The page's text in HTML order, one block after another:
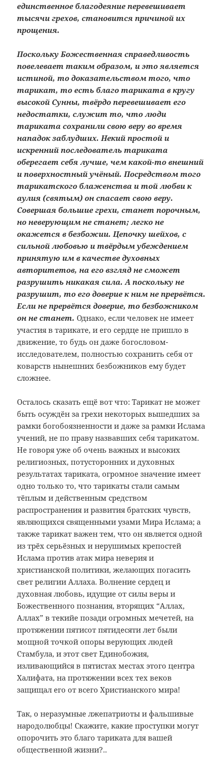
единственное благодеяние перевешивает
тысячи грехов, становится причиной их
прощения.
Поскольку Божественная справедливость
повелевает таким образом, и это является
истиной, то доказательством того, что
тарикат, то есть благо тариката в кругу
высокой Сунны, твёрдо перевешивает его
недостатки, служит то, что люди
тариката сохранили свою веру во время
нападок заблудших. Некий простой и
искренний последователь тариката
оберегает себя лучше, чем какой-то внешний
и поверхностный учёный. Посредством того
тарикатского блаженства и той любви к
аулия (святым) он спасает свою веру.
Совершая большие грехи, станет порочным,
но неверующим не станет; легко не
окажется в безбожии. Цепочку шейхов, с
сильной любовью и твёрдым убеждением
принятую им в качестве духовных
авторитетов, на его взгляд не сможет
разрушить никакая сила. А поскольку не
разрушит, то его доверие к ним не прервётся.
Если не прервётся доверие, то безбожником
он не станет.Однако, если человек не имеет
участия в тарикате, и его сердце не пришло в
движение, то будь он даже богословом-
исследователем, полностью сохранить себя от
коварств нынешних безбожников ему будет
сложнее.
Осталось сказать ещё вот что: Тарикат не может
быть осуждён за грехи некоторых вышедших за
рамки богобоязненности и даже за рамки Ислама
учений, не по праву назвавших себя тарикатом.
Не говоря уже об очень важных и высоких
религиозных, потусторонних и духовных
результатах тариката, огромное значение имеет
одно только то, что тарикаты стали самым
тёплым и действенным средством
распространения и развития братских чувств,
являющихся священными узами Мира Ислама; а
также тарикат важен тем, что он является одной
из трёх серьёзных и нерушимых крепостей
Ислама против атак мира неверия и
христианской политики, желающих погасить
свет религии Аллаха. Волнение сердец и
духовная любовь, идущие от силы веры и
Божественного познания, вторящих “Аллах,
Аллах” в текийе позади огромных мечетей, на
протяжении пятисот пятидесяти лет были
мощной точкой опоры верующих людей
Стамбула, и этот свет Единобожия,
изливающийся в пятистах местах этого центра
Халифата, на протяжении всех тех веков
защищал его от всего Христианского мира!
Так, о неразумные лжепатриоты и фальшивые
народолюбцы! Скажите, какие проступки могут
опорочить это благо тариката для вашей
общественной жизни?..